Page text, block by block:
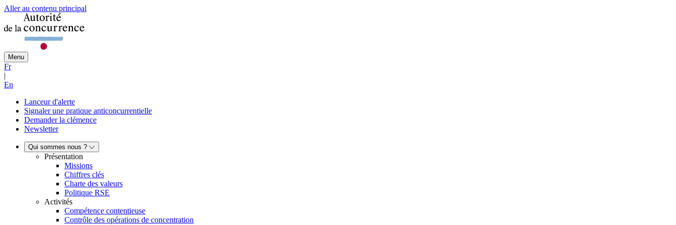
Aller au contenu principal
Menu
Fr
|
En
Lanceur d'alerte
Signaler une pratique anticoncurrentielle
Demander la clémence
Newsletter
Qui sommes nous ?
Présentation
Missions
Chiffres clés
Charte des valeurs
Politique RSE
Activités
Compétence contentieuse
Contrôle des opérations de concentration